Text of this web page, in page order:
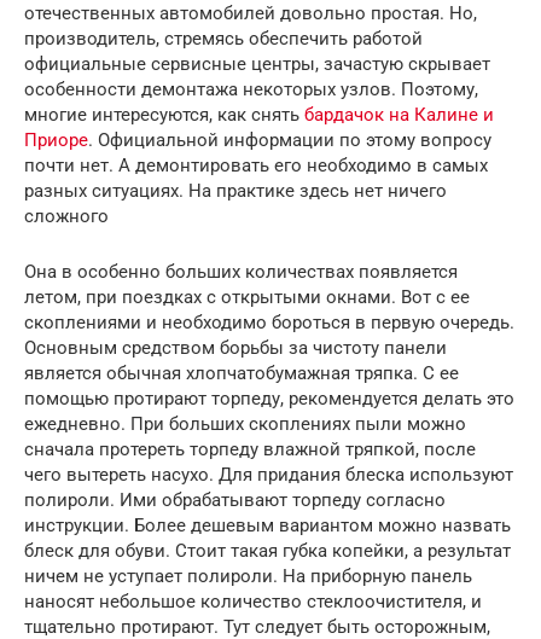
отечественных автомобилей довольно простая. Но,
производитель, стремясь обеспечить работой
официальные сервисные центры, зачастую скрывает
особенности демонтажа некоторых узлов. Поэтому,
многие интересуются, как снять бардачок на Калине и
Приоре. Официальной информации по этому вопросу
почти нет. А демонтировать его необходимо в самых
разных ситуациях. На практике здесь нет ничего
сложного
Она в особенно больших количествах появляется
летом, при поездках с открытыми окнами. Вот с ее
скоплениями и необходимо бороться в первую очередь.
Основным средством борьбы за чистоту панели
является обычная хлопчатобумажная тряпка. С ее
помощью протирают торпеду, рекомендуется делать это
ежедневно. При больших скоплениях пыли можно
сначала протереть торпеду влажной тряпкой, после
чего вытереть насухо. Для придания блеска используют
полироли. Ими обрабатывают торпеду согласно
инструкции. Более дешевым вариантом можно назвать
блеск для обуви. Стоит такая губка копейки, а результат
ничем не уступает полироли. На приборную панель
наносят небольшое количество стеклоочистителя, и
тщательно протирают. Тут следует быть осторожным,